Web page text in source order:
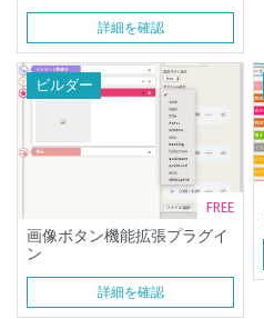
詳細を確認
ビルダー
FREE
画像ボタン機能拡張プラグイ
ン
詳細を確認